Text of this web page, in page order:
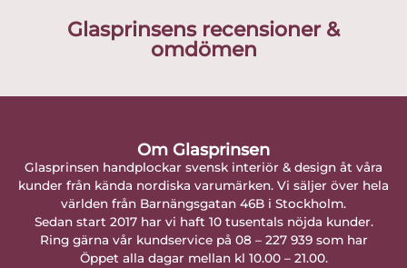
Glasprinsens recensioner &
omdömen
Om Glasprinsen
Glasprinsen handplockar svensk interiör & design åt våra
kunder från kända nordiska varumärken. Vi säljer över hela
världen från Barnängsgatan 46B i Stockholm.
Sedan start 2017 har vi haft 10 tusentals nöjda kunder.
Ring gärna vår kundservice på 08 – 227 939 som har
Öppet alla dagar mellan kl 10.00 – 21.00.